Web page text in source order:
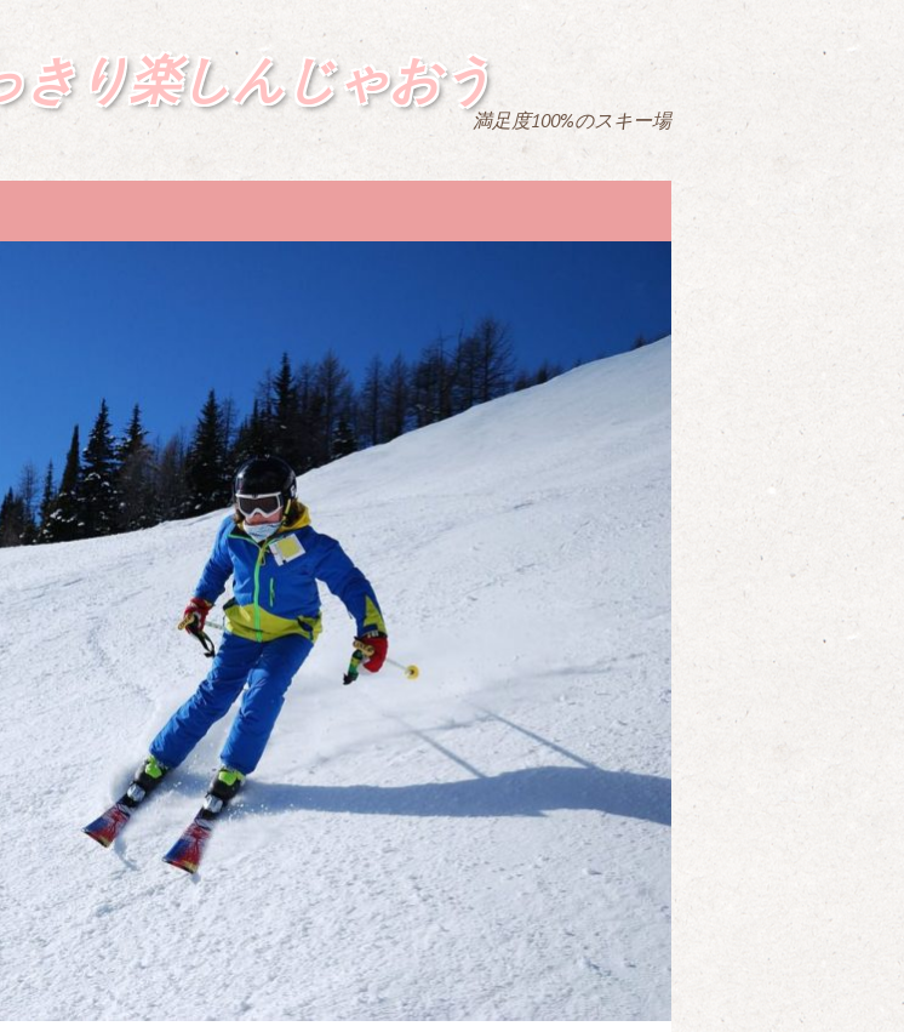
きり楽しんじゃおう
満足度100%のスキー場